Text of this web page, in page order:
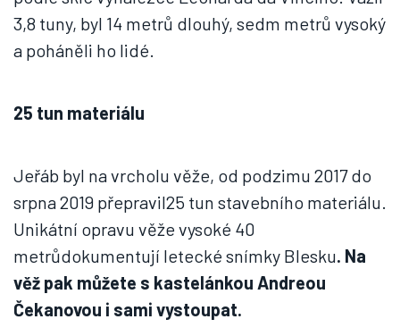
3,8 tuny, byl 14 metrů dlouhý, sedm metrů vysoký
a poháněli ho lidé.
25 tun materiálu
Jeřáb byl na vrcholu věže, od podzimu 2017 do
srpna 2019 přepravil25 tun stavebního materiálu.
Unikátní opravu věže vysoké 40
metrůdokumentují letecké snímky Blesku. Na
věž pak můžete s kastelánkou Andreou
Čekanovou i sami vystoupat.